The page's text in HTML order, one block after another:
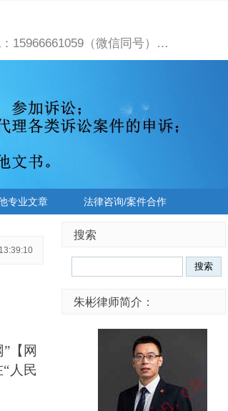
15966661059（微信同号）…
专业文章 法律咨询/案件合作
【网
人民
搜索
朱彬律师简介：